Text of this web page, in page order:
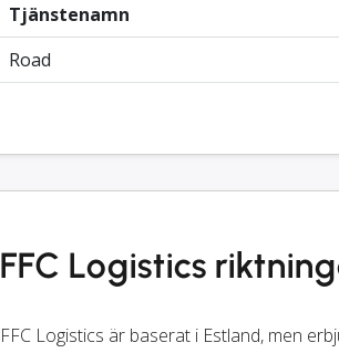
Tjänstenamn
Road
FFC Logistics
FFC Logistics är baserat i Estland, men